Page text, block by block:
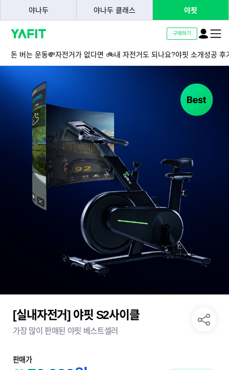
야나두 야나두 클래스 야핏
돈 버는 운동💸자전거가 없다면 🚲내 자전거도 되나요?야핏 소개성공 후
구매하기
login
menu
[실내자전거] 야핏 S2사이클
가장 많이 판매된 야핏 베스트셀러
판매가